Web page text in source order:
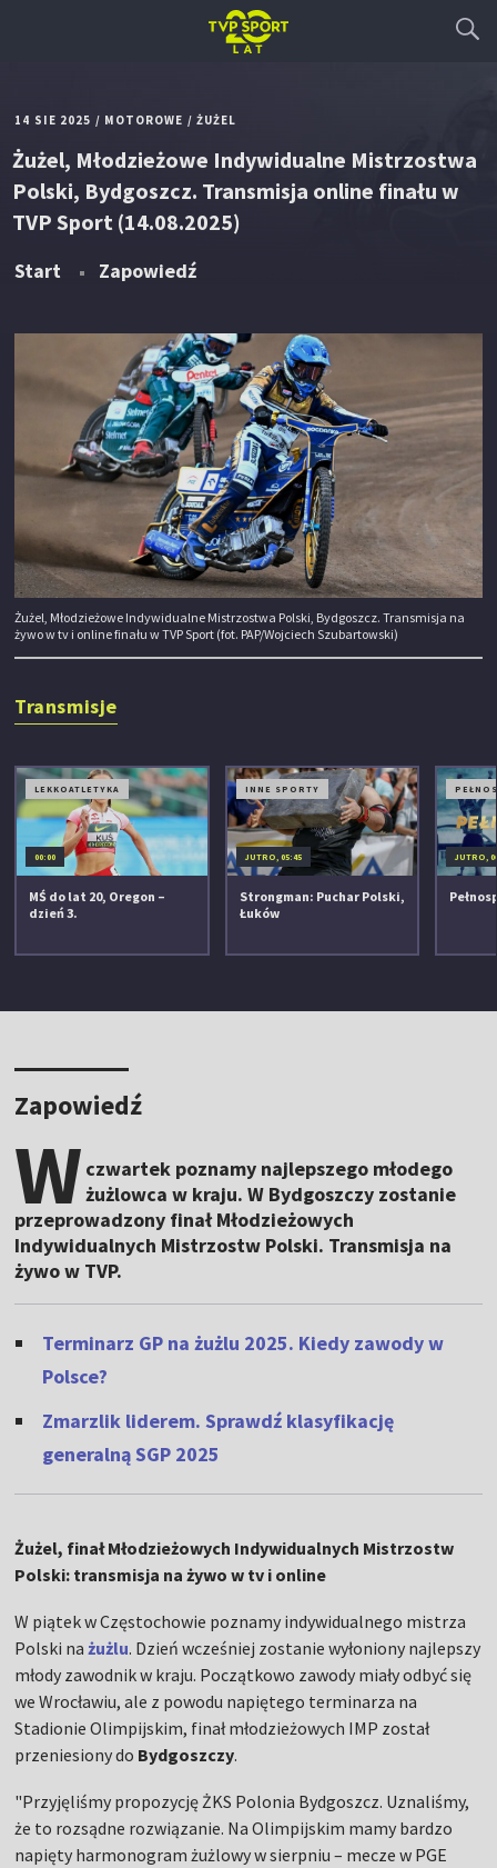
14 SIE 2025 / MOTOROWE / ŻUŻEL
Żużel, Młodzieżowe Indywidualne Mistrzostwa
Polski, Bydgoszcz. Transmisja online finału w
TVP Sport (14.08.2025)
Start Zapowiedź
Żużel, Młodzieżowe Indywidualne Mistrzostwa Polski, Bydgoszcz. Transmisja na
żywo w tv i online finału w TVP Sport (fot. PAP/Wojciech Szubartowski)
Transmisje
LEKKOATLETYKA
00:00
MŚ do lat 20, Oregon –
dzień 3.
INNE SPORTY
JUTRO, 05:45
Strongman: Puchar Polski,
Łuków
JUTRO,
Zapowiedź
W czwartek poznamy najlepszego młodego
żużlowca w kraju. W Bydgoszczy zostanie
przeprowadzony finał Młodzieżowych
Indywidualnych Mistrzostw Polski. Transmisja na
żywo w TVP.
Terminarz GP na żużlu 2025. Kiedy zawody w
Polsce?
Zmarzlik liderem. Sprawdź klasyfikację
generalną SGP 2025
Żużel, finał Młodzieżowych Indywidualnych Mistrzostw
Polski: transmisja na żywo w tv i online
W piątek w Częstochowie poznamy indywidualnego mistrza
Polski nażużlu. Dzień wcześniej zostanie wyłoniony najlepszy
młody zawodnik w kraju. Początkowo zawody miały odbyć się
we Wrocławiu, ale z powodu napiętego terminarza na
Stadionie Olimpijskim, finał młodzieżowych IMP został
przeniesiony do Bydgoszczy.
"Przyjęliśmy propozycję ŻKS Polonia Bydgoszcz. Uznaliśmy,
że to rozsądne rozwiązanie. Na Olimpijskim mamy bardzo
napięty harmonogram żużlowy w sierpniu – mecze w PGE